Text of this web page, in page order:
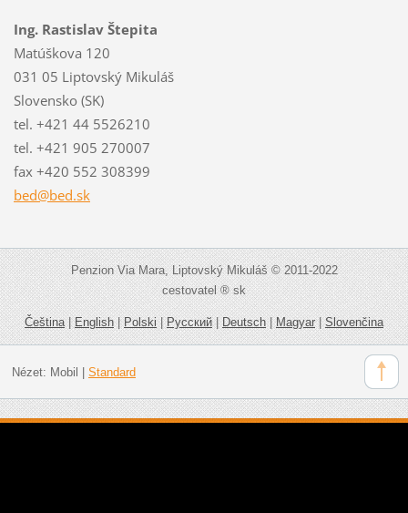
Ing. Rastislav Štepita
Matúškova 120
031 05 Liptovský Mikuláš
Slovensko (SK)
tel. +421 44 5526210
tel. +421 905 270007
fax +420 552 308399
bed@bed.sk
Penzion Via Mara, Liptovský Mikuláš © 2011-2022
cestovatel ® sk
Čeština|English|Polski|Русский|Deutsch|Magyar|Slovenčina
Nézet: Mobil Standard